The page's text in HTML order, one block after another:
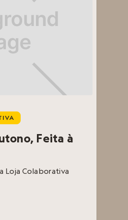
Feita à
Loja Colaborativa